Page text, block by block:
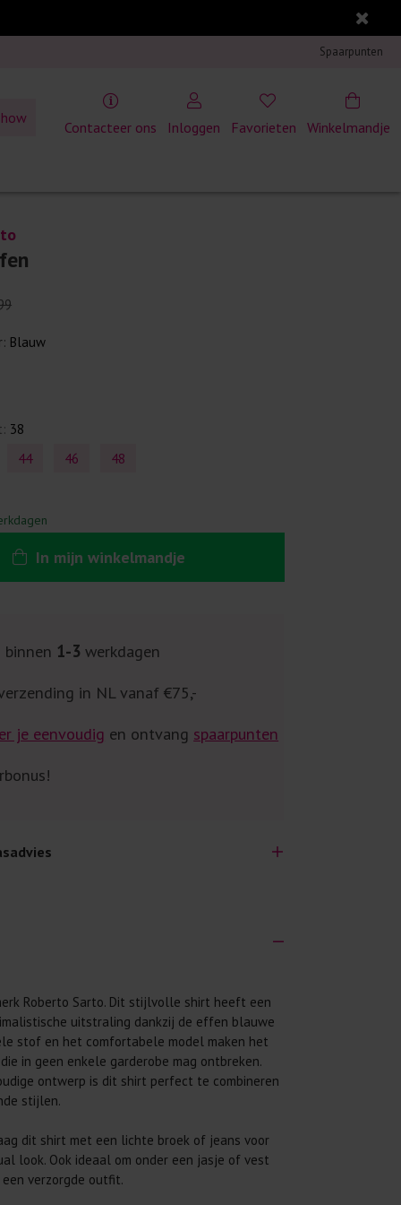
Spaarpunten
Winkelmandje
Contacteer ons Inloggen Favorieten
Blauw
38
44 46
48
In mijn winkelmandje
binnen 1-3werkdagen
in NL vanaf €75,-
je eenvoudig en ontvang spaarpunten
wij een aantal algemene was-tips:
even het was-etiket.
binnenste buiten. Dat beschermt de
met wasmiddel. Per kledingstuk is een drupje
mogelijk. Op 20 of 30 graden wassen is vaak
Roberto Sarto. Dit stijlvolle shirt heeft een
uitstraling dankzij de effen blauwe
stof en het comfortabele model maken het
in geen enkele garderobe mag ontbreken.
ontwerp is dit shirt perfect te combineren
stijlen.
dit shirt met een lichte broek of jeans voor
look. Ook ideaal om onder een jasje of vest
verzorgde outfit.